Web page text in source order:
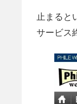
止まると
サービス